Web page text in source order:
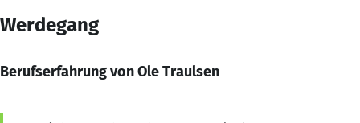
Werdegang
Berufserfahrung von Ole Traulsen